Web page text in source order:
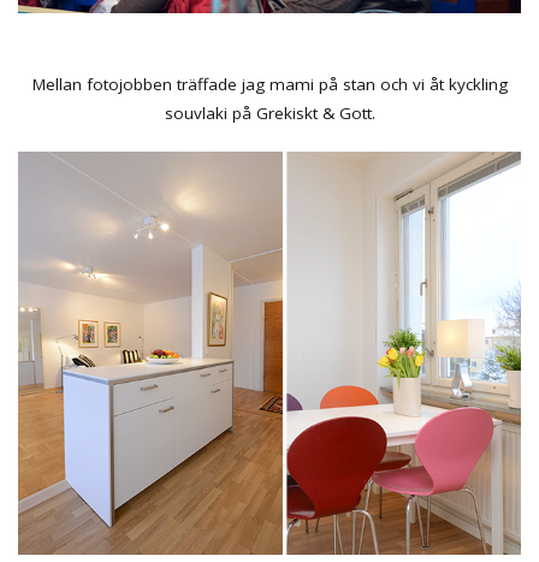
Mellan fotojobben träffade jag mami på stan och vi åt kyckling
souvlaki på Grekiskt & Gott.